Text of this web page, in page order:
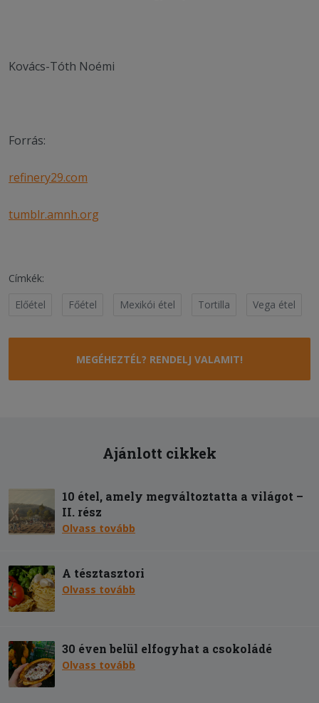
Kovács-Tóth Noémi
Forrás:
refinery29.com
tumblr.amnh.org
Címkék:
Előétel
Főétel Mexikói étel Tortilla Vega étel
MEGÉHEZTÉL? RENDELJ VALAMIT!
Ajánlott cikkek
10 étel, amely megváltoztatta a világot –
II. rész
Olvass tovább
A tésztasztori
Olvass tovább
30 éven belül elfogyhat a csokoládé
Olvass tovább